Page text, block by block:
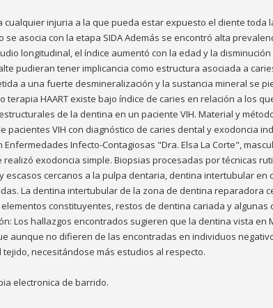
injuria a la que pueda estar expuesto el diente toda
asocia con la etapa SIDA Además se encontró alta
longitudinal, el índice aumentó con la edad y la
pudieran tener implicancia como estructura asociada a
a una fuerte desmineralización y la sustancia mineral se
HAART existe bajo índice de caries en relación a los
de la dentina en un paciente VIH. Material y
VIH con diagnóstico de caries dental y exodoncia
Infecto-Contagiosas "Dra. Elsa La Corte",
realizó exodoncia simple. Biopsias procesadas por técnicas
cercanos a la pulpa dentaria, dentina intertubular en
La dentina intertubular de la zona de dentina reparadora
constituyentes, restos de dentina cariada y algunas
Los hallazgos encontrados sugieren que la dentina vista en
aunque no difieren de las encontradas en individuos
necesitándose más estudios al respecto.
electronica de barrido.